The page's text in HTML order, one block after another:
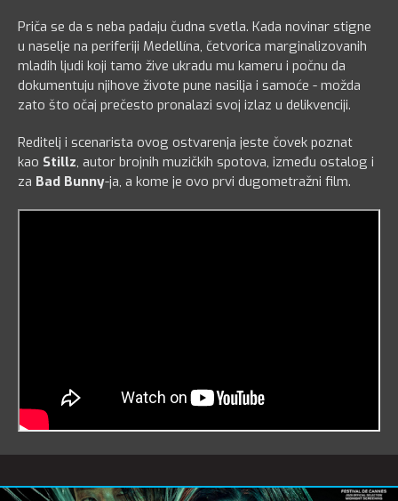
Priča se da s neba padaju čudna svetla. Kada novinar stigne
u naselje na periferiji Medellína, četvorica marginalizovanih
mladih ljudi koji tamo žive ukradu mu kameru i počnu da
dokumentuju njihove živote pune nasilja i samoće - možda
zato što očaj prečesto pronalazi svoj izlaz u delikvenciji.
Reditelj i scenarista ovog ostvarenja jeste čovek poznat
kao Stillz, autor brojnih muzičkih spotova, između ostalog i
za Bad Bunny-ja, a kome je ovo prvi dugometražni film.